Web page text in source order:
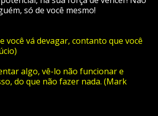
só de você mesmo!
você vá devagar, contanto que você
algo, vê-lo não funcionar e
do que não fazer nada. (Mark